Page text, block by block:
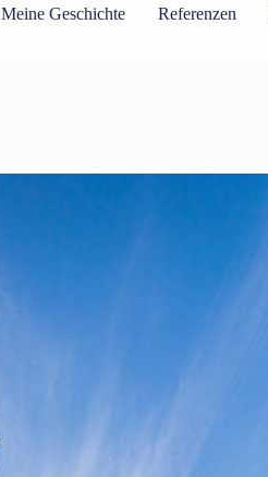
Meine Geschichte Referenzen